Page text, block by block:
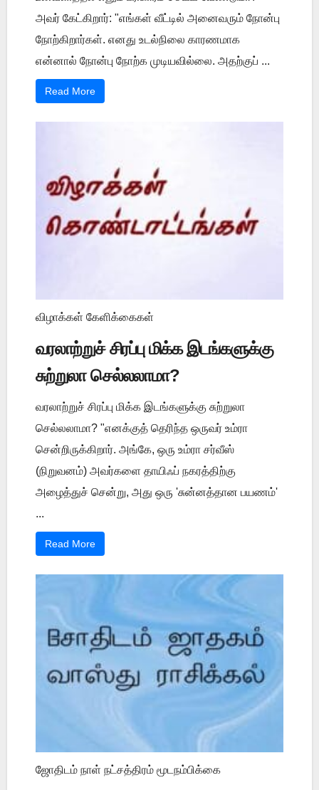
அவர் கேட்கிறார்: "எங்கள் வீட்டில் அனைவரும் நோன்பு
நோற்கிறார்கள். எனது உடல்நிலை காரணமாக
என்னால் நோன்பு நோற்க முடியவில்லை. அதற்குப் ...
Read More
விழாக்கள் கேளிக்கைகள்
வரலாற்றுச் சிரப்பு மிக்க இடங்களுக்கு
சுற்றுலா செல்லலாமா?
வரலாற்றுச் சிரப்பு மிக்க இடங்களுக்கு சுற்றுலா
செல்லலாமா? "எனக்குத் தெரிந்த ஒருவர் உம்ரா
சென்றிருக்கிறார். அங்கே, ஒரு உம்ரா சர்வீஸ்
(நிறுவனம்) அவர்களை தாயிஃப் நகரத்திற்கு
அழைத்துச் சென்று, அது ஒரு 'சுன்னத்தான பயணம்'
...
Read More
ஜோதிடம் நாள் நட்சத்திரம் மூடநம்பிக்கை